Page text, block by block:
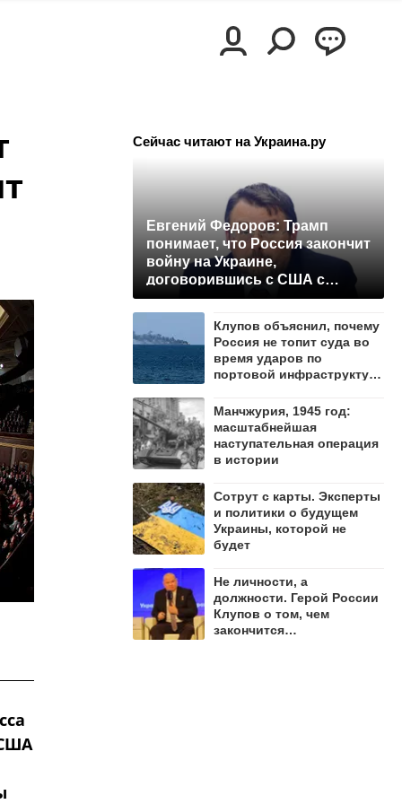
Сейчас читают на Украина.ру
Евгений Федоров: Трамп
понимает, что Россия закончит
войну на Украине,
договорившись с США с
позиции силы
Клупов объяснил, почему
Россия не топит суда во
время ударов по
портовой инфраструктуре
Манчжурия, 1945 год:
масштабнейшая
наступательная операция
в истории
Сотрут с карты. Эксперты
и политики о будущем
Украины, которой не
будет
Не личности, а
должности. Герой России
Клупов о том, чем
закончится